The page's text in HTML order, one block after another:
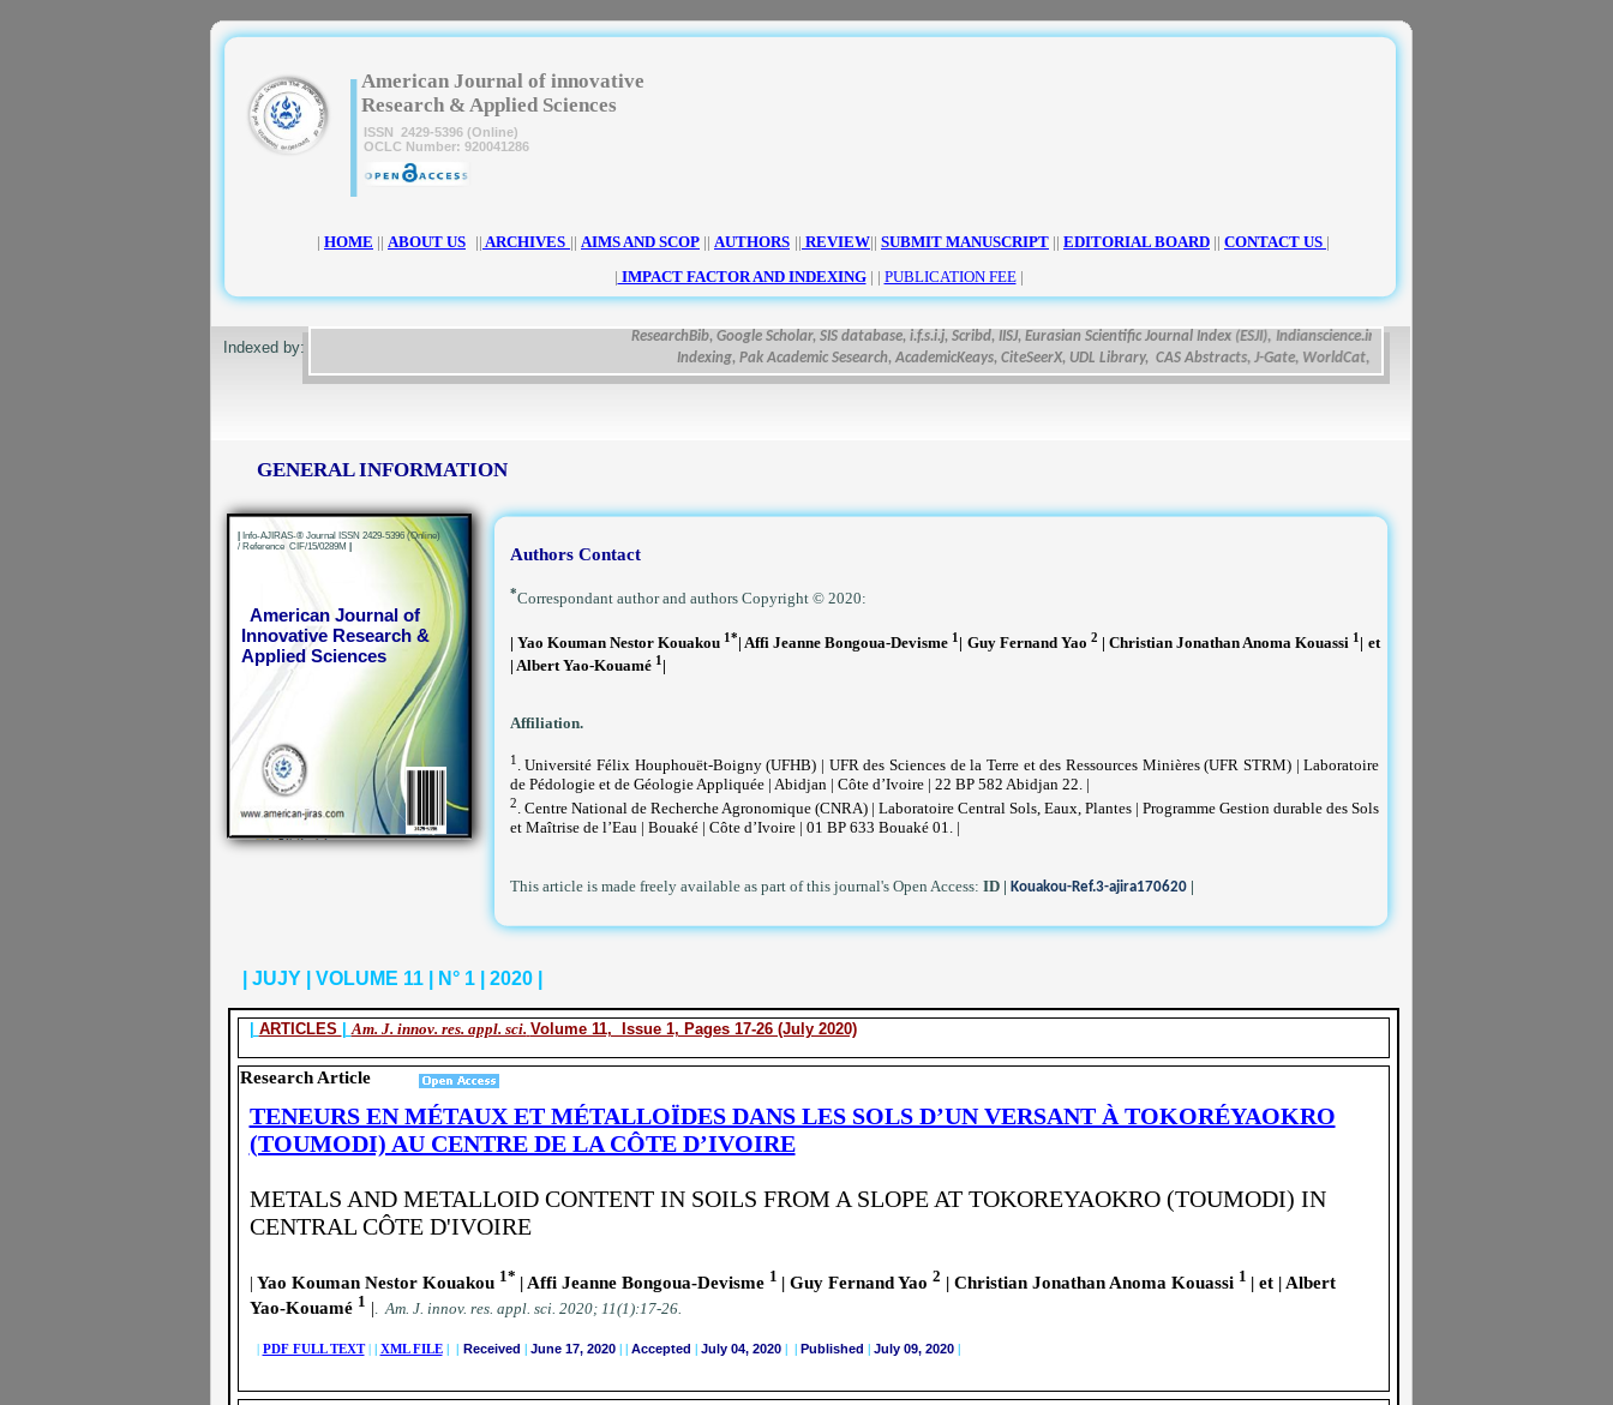
GENERAL INFORMATION
ResearchBib, Google Scholar, SIS database, i.f.s.i.j, Scribd, IISJ, Eurasian Scientific Journal Index (ESJI), Indianscience.in, arastirmax, Directory of Research
Indexing, Pak Academic Sesearch, AcademicKeays, CiteSeerX, UDL Library, CAS Abstracts, J-Gate, WorldCat, Scirus, IET Inspec Direct, and getCited
Indexed by:
ARTICLES |Am. J. innov. res. appl. sci. Volume 11, Issue 1, Pages 17-26 (July 2020)
Research Article
|American Journal of innovative
Research & Applied Sciences
ISSN 2429-5396 (Online)
OCLC Number: 920041286
| HOME || ABOUT US || ARCHIVES || AIMS AND SCOP || AUTHORS || REVIEW|| SUBMIT MANUSCRIPT || EDITORIAL BOARD || CONTACT US |
| IMPACT FACTOR AND INDEXING| | PUBLICATION FEE |
| JUJY | VOLUME 11 | N° 1 | 2020 |
Info-AJIRAS-® Journal ISSN 2429-5396 (Online)
/ Reference CIF/15/0289M
American Journal of
Innovative Research &
Applied Sciences
Authors Contact
*Correspondant author and authors Copyright © 2020:
| Yao Kouman Nestor Kouakou 1*| Affi Jeanne Bongoua-Devisme 1 | Guy Fernand Yao 2 | Christian Jonathan Anoma Kouassi 1 | et
| Albert Yao-Kouamé 1 |
Affiliation.
1 . Université Félix Houphouët-Boigny (UFHB) | UFR des Sciences de la Terre et des Ressources Minières (UFR STRM) | Laboratoire
de Pédologie et de Géologie Appliquée | Abidjan | Côte d’Ivoire | 22 BP 582 Abidjan 22. |
2 . Centre National de Recherche Agronomique (CNRA) | Laboratoire Central Sols, Eaux, Plantes | Programme Gestion durable des Sols
et Maîtrise de l’Eau | Bouaké | Côte d’Ivoire | 01 BP 633 Bouaké 01. |
This article is made freely available as part of this journal's Open Access: ID | Kouakou-Ref.3-ajira170620 |
TENEURS EN MÉTAUX ET MÉTALLOÏDES DANS LES SOLS D’UN VERSANT À TOKORÉYAOKRO
(TOUMODI) AU CENTRE DE LA CÔTE D’IVOIRE
METALS AND METALLOID CONTENT IN SOILS FROM A SLOPE AT TOKOREYAOKRO (TOUMODI) IN
CENTRAL CÔTE D'IVOIRE
| Yao Kouman Nestor Kouakou 1* | Affi Jeanne Bongoua-Devisme 1 | Guy Fernand Yao 2 | Christian Jonathan Anoma Kouassi 1 | et | Albert
Yao-Kouamé 1 |. Am. J. innov. res. appl. sci. 2020; 11(1):17-26.
| PDF FULL TEXT| | XML FILE| | Received |June 17, 2020 | |Accepted |July 04, 2020 | |Published |July 09, 2020 |